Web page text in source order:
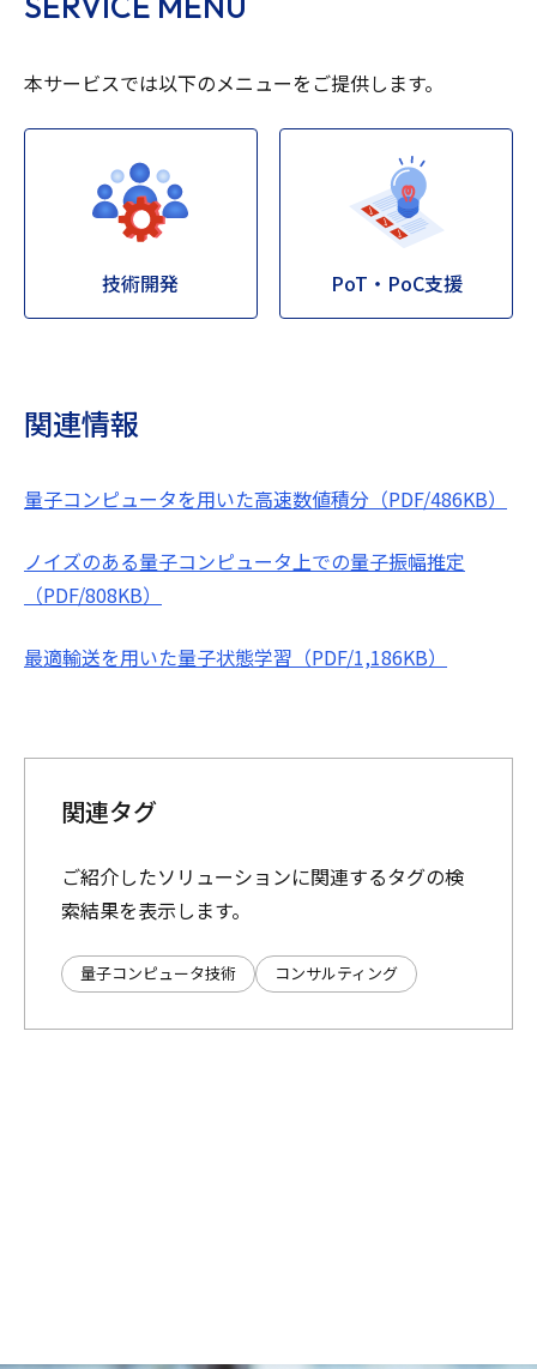
本サービスでは以下のメニューをご提供します。
技術開発 PoT・PoC支援
関連情報
量子コンピュータを用いた高速数値積分（PDF/486KB）
ノイズのある量子コンピュータ上での量子振幅推定
（PDF/808KB）
最適輸送を用いた量子状態学習（PDF/1,186KB）
関連タグ
ご紹介したソリューションに関連するタグの検
索結果を表示します。
量子コンピュータ技術 コンサルティング